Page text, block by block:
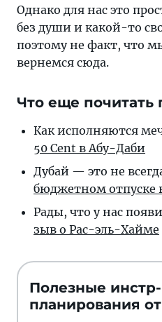
Однако для нас это
без души и какой-то
поэтому не факт, что
вернемся сюда.
Что еще почитать
Как исполняются
50 Cent в Абу-Даби
Дубай — это не
бюд­жет­ном от­пус­ке
Рады, что у нас
зыв о Рас-эль-Хайме
Полезные
планирования